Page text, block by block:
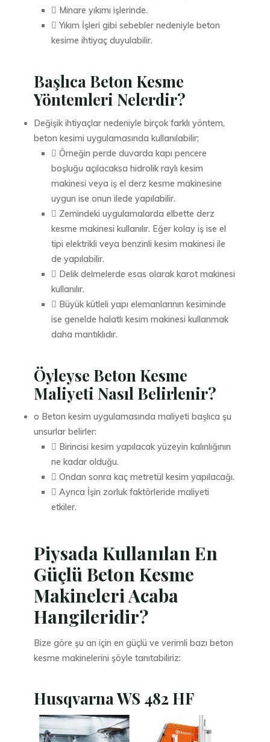
 Minare yıkımı işlerinde.
 Yıkım İşleri gibi sebebler nedeniyle beton
kesime ihtiyaç duyulabilir.
Başlıca Beton Kesme
Yöntemleri Nelerdir?
Değişik ihtiyaçlar nedeniyle birçok farklı yöntem,
beton kesimi uygulamasında kullanılabilir;
 Örneğin perde duvarda kapı pencere
boşluğu açılacaksa hidrolik raylı kesim
makinesi veya iş el derz kesme makinesine
uygun ise onun ilede yapılabilir.
 Zemindeki uygulamalarda elbette derz
kesme makinesi kullanılır. Eğer kolay iş ise el
tipi elektrikli veya benzinli kesim makinesi ile
de yapılabilir.
 Delik delmelerde esas olarak karot makinesi
kullanılır.
 Büyük kütleli yapı elemanlarının kesiminde
ise genelde halatlı kesim makinesi kullanmak
daha mantıklıdır.
Öyleyse Beton Kesme
Maliyeti Nasıl Belirlenir?
o Beton kesim uygulamasında maliyeti başlıca şu
unsurlar belirler:
 Birincisi kesim yapılacak yüzeyin kalınlığının
ne kadar olduğu.
 Ondan sonra kaç metretül kesim yapılacağı.
 Ayrıca İşin zorluk faktörleride maliyeti
etkiler.
Piysada Kullanılan En
Güçlü Beton Kesme
Makineleri Acaba
Hangileridir?
Bize göre şu an için en güçlü ve verimli bazı beton
kesme makinelerini şöyle tanıtabiliriz:
Husqvarna WS 482 HF